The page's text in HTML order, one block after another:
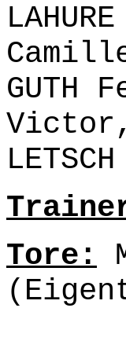
GUTH
Victor,
Tore: